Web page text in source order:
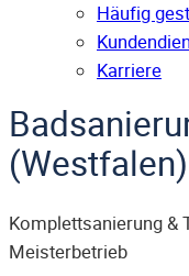
Häufig
Karriere
(Westfalen)
Komplettsanierung &
Meisterbetrieb